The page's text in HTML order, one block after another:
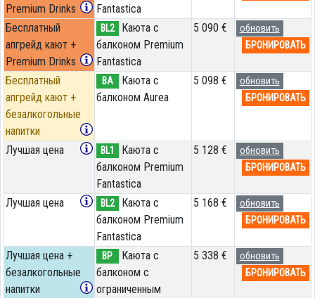
Premium Drinks
Fantastica
Бесплатный
апгрейд кают +
Premium Drinks
BL2
Каюта с
балконом Premium
Fantastica
5 090 €
обновить
БРОНИРОВАТЬ
Бесплатный
апгрейд кают +
безалкогольные
напитки
BA
Каюта с
балконом Aurea
5 098 €
обновить
БРОНИРОВАТЬ
Лучшая цена BL1
Каюта с
балконом Premium
Fantastica
5 128 €
обновить
БРОНИРОВАТЬ
Лучшая цена BL2
Каюта с
балконом Premium
Fantastica
5 168 €
обновить
БРОНИРОВАТЬ
Лучшая цена +
безалкогольные
напитки
BP
Каюта с
балконом c
ограниченным
5 338 €
обновить
БРОНИРОВАТЬ